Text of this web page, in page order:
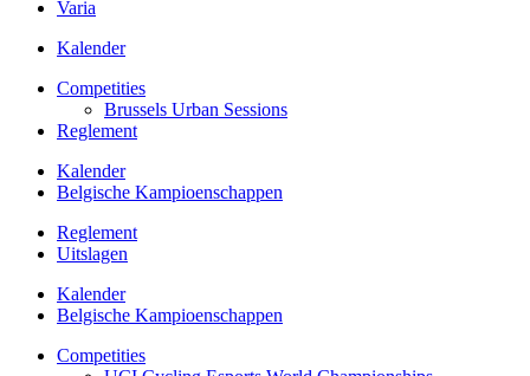
Varia
Kalender
Competities
Brussels Urban Sessions
Reglement
Kalender
Belgische Kampioenschappen
Reglement
Uitslagen
Kalender
Belgische Kampioenschappen
Competities